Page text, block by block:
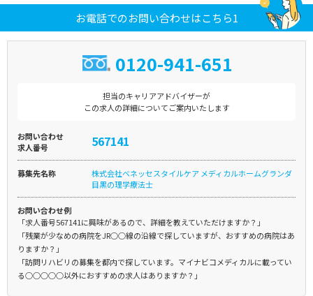
お電話でのお問い合わせはこちら1
0120-941-651
担当のキャリアアドバイザーが
この求人の詳細についてご案内いたします
お問い合わせ
求人番号
567141
募集先名称
株式会社ベネッセスタイルケア メディカルホームグランダ
目黒の理学療法士
お問い合わせ例
「求人番号567141に興味があるので、詳細を教えていただけますか？」
「残業が少なめの病院をJR○○線の沿線で探していますが、おすすめの病院はあ
りますか？」
「訪問リハビリの募集を都内で探しています。マイナビコメディカルに載ってい
る○○○○○以外におすすめの求人はありますか？」